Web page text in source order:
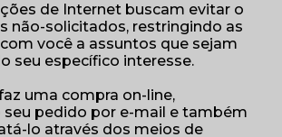
de Internet buscam evitar o
não-solicitados, restringindo as
você a assuntos que sejam
seu específico interesse.
uma compra on-line,
pedido por e-mail e também
lo através dos meios de